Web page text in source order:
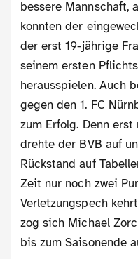
bessere Mannschaft,
konnten der
der erst 19-jährige
seinem ersten
herausspielen. Auch
gegen den 1. FC
zum Erfolg. Denn
drehte der BVB auf
Rückstand auf
Zeit nur noch zwei
Verletzungspech
zog sich Michael
bis zum Saisonende